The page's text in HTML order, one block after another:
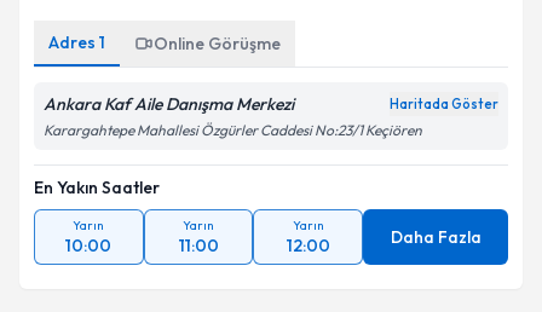
Adres 1 Online Görüşme
Ankara Kaf Aile Danışma Merkezi Haritada Göster
Karargahtepe Mahallesi Özgürler Caddesi No:23/1 Keçiören
En Yakın Saatler
Yarın
10:00
Yarın
11:00
Yarın
12:00 Daha Fazla